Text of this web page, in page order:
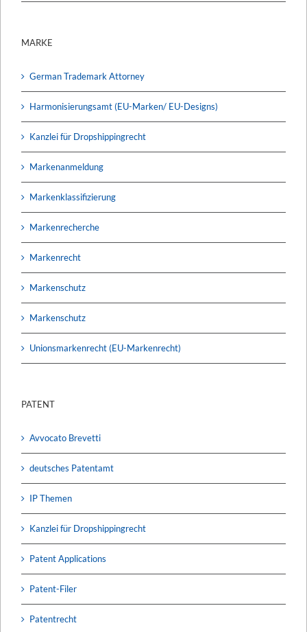
MARKE
German Trademark Attorney
Harmonisierungsamt (EU-Marken/ EU-Designs)
Kanzlei für Dropshippingrecht
Markenanmeldung
Markenklassifizierung
Markenrecherche
Markenrecht
Markenschutz
Markenschutz
Unionsmarkenrecht (EU-Markenrecht)
PATENT
Avvocato Brevetti
deutsches Patentamt
IP Themen
Kanzlei für Dropshippingrecht
Patent Applications
Patent-Filer
Patentrecht